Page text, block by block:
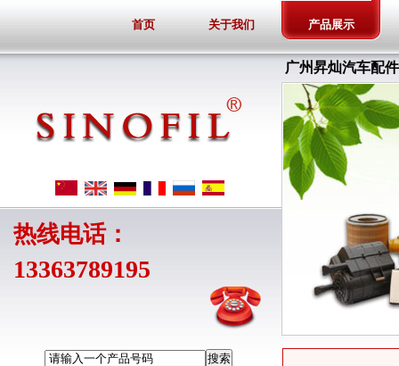
首页 关于我们 产品展示
广州昇灿汽车配
热线电话：
13363789195
请输入一个产品号码